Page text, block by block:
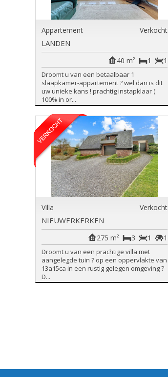
Appartement Verkocht
LANDEN
1
1
40 m²
Droomt u van een betaalbaar 1
slaapkamer-appartement ? wel dan is dit
uw unieke kans ! prachtig instapklaar (
100% in or...
Villa Verkocht
NIEUWERKERKEN
1
1
3
275 m²
Droomt u van een prachtige villa met
aangelegde tuin ? op een oppervlakte van
13a15ca in een rustig gelegen omgeving ?
D...